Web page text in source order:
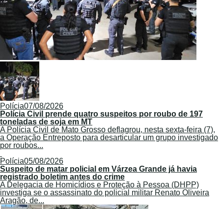
Polícia07/08/2026
Polícia Civil prende quatro suspeitos por roubo de 197
toneladas de soja em MT
A Polícia Civil de Mato Grosso deflagrou, nesta sexta-feira (7),
a Operação Entreposto para desarticular um grupo investigado
por roubos...
Polícia05/08/2026
Suspeito de matar policial em Várzea Grande já havia
registrado boletim antes do crime
A Delegacia de Homicídios e Proteção à Pessoa (DHPP)
investiga se o assassinato do policial militar Renato Oliveira
Aragão, de...